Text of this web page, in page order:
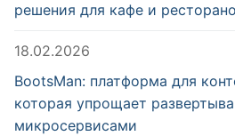
решения для кафе и
18.02.2026
BootsMan: платформа для
которая упрощает
микросервисами